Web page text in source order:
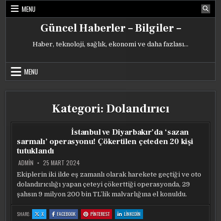
Skip
MENU
Güncel Haberler – Bilgiler –
Haber, teknoloji, sağlık, ekonomi ve daha fazlası…
MENU
Kategori: Dolandırıcı
İstanbul ve Diyarbakır’da ‘sazan
sarmalı’ operasyonu! Çökertilen çeteden 20 kişi
tutuklandı
ADMIN 25 MART 2024
Ekiplerin iki ilde eş zamanlı olarak harekete geçtiği ve oto
dolandırıcılığı yapan çeteyi çökerttiği operasyonda, 29
şahsın 9 milyon 200 bin TL’lik malvarlığına el konuldu.
SHARE: X:
İSTANBUL
FACEBOOK:
İSTANBUL
PINTEREST:
İSTANBUL
LINKEDIN
İSTANBUL